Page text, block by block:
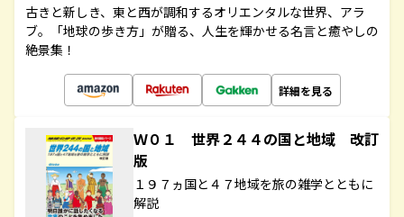
古きと新しき、東と西が調和するオリエンタルな世界、アラ
ブ。「地球の歩き方」が贈る、人生を輝かせる名言と癒やしの
絶景集！
詳細を見る
Ｗ０１ 世界２４４の国と地域 改訂
版
１９７ヵ国と４７地域を旅の雑学とともに
解説